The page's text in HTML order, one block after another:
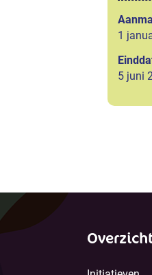
1
5 juni